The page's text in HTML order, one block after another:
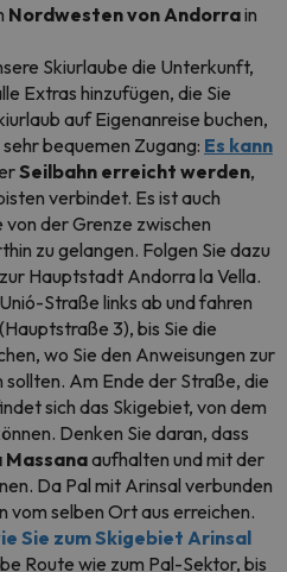
Nordwestenvon Andorrain
Skiurlaube die Unterkunft,
Extras hinzufügen, die Sie
auf Eigenanreise buchen,
bequemen Zugang: Es kann
Seilbahn erreicht werden,
verbindet. Es ist auch
der Grenze zwischen
zu gelangen. Folgen Sie dazu
Hauptstadt Andorra la Vella.
Straße links ab und fahren
3), bis Sie die
wo Sie den Anweisungen zur
sollten. Am Ende der Straße, die
sich das Skigebiet, von dem
Denken Sie daran, dass
aufhalten und mit der
Da Pal mit Arinsal verbunden
vom selben Ort aus erreichen.
Sie zum Skigebiet Arinsal
Route wie zum Pal-Sektor, bis